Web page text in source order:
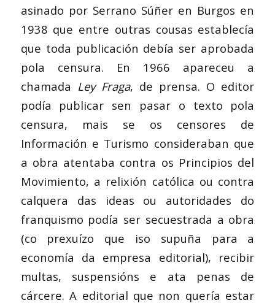
asinado por Serrano Súñer en Burgos en
1938 que entre outras cousas establecía
que toda publicación debía ser aprobada
pola censura. En 1966 apareceu a
chamada Ley Fraga, de prensa. O editor
podía publicar sen pasar o texto pola
censura, mais se os censores de
Información e Turismo consideraban que
a obra atentaba contra os Principios del
Movimiento, a relixión católica ou contra
calquera das ideas ou autoridades do
franquismo podía ser secuestrada a obra
(co prexuízo que iso supuña para a
economía da empresa editorial), recibir
multas, suspensións e ata penas de
cárcere. A editorial que non quería estar